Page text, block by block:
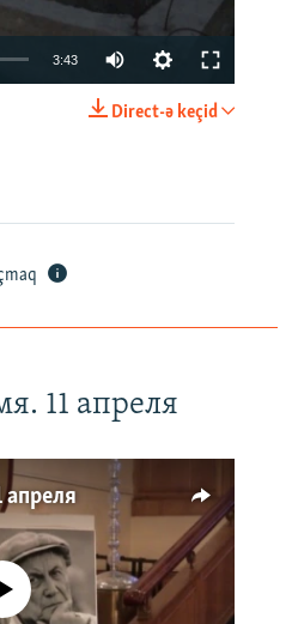
3:43
Direct-ə keçid
11 апреля
апреля
currently available